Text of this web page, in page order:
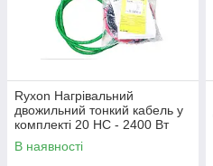
Ryxon Нагрівальний
двожильний тонкий кабель у
комплекті 20 HC - 2400 Вт
(120 м)
В наявності